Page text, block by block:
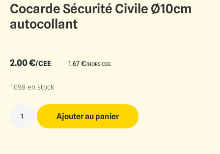
Cocarde Sécurité Civile Ø10cm
autocollant
2.00€/CEE 1.67€/HORS CEE
1098 en stock
Ajouter au panier